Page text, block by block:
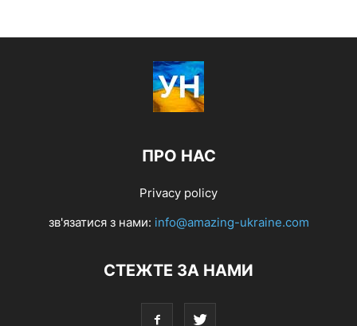
ПРО НАС
Privacy policy
зв'язатися з нами: info@amazing-ukraine.com
СТЕЖТЕ ЗА НАМИ